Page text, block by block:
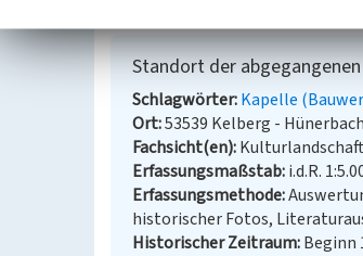
Standort der
Schlagwörter Kapelle
Ort 53539 Kelberg - Hünerbach
Fachsicht(en)
Erfassungsmaßstab i.d.R.
Erfassungsmethode
historischer Fotos,
Historischer Zeitraum Beginn